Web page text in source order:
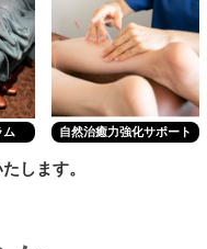
ム 自然治癒力強化サポート
します。